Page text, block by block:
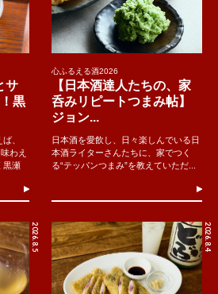
サ
黒
、
わえ
黒瀬
心ふるえる酒2026
【日本酒達人たちの、家
呑みリピートつまみ帖】
ジョン...
日本酒を愛飲し、日々楽しんでいる日
本酒ライターさんたちに、家でつく
る“テッパンつまみ”を教えていただ...
2026.8.5 2026.8.4